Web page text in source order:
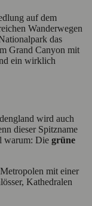
auf dem
Wanderwegen
das
Grand Canyon mit
ein wirklich
wird auch
dieser Spitzname
warum: Die grüne
mit einer
Kathedralen